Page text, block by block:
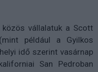
vállalatuk a Scott
például a Gyilkos
idő szerint vasárnap
San Pedroban